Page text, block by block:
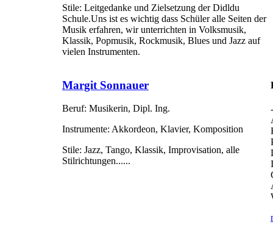
Stile: Leitgedanke und Zielsetzung der Didldu
Schule.Uns ist es wichtig dass Schüler alle Seiten der
Musik erfahren, wir unterrichten in Volksmusik,
Klassik, Popmusik, Rockmusik, Blues und Jazz auf
vielen Instrumenten.
Margit Sonnauer
Beruf: Musikerin, Dipl. Ing.
Instrumente: Akkordeon, Klavier, Komposition
Stile: Jazz, Tango, Klassik, Improvisation, alle
Stilrichtungen......